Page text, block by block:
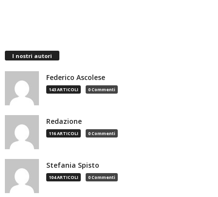
I nostri autori
Federico Ascolese
143 ARTICOLI 0 Commenti
Redazione
116 ARTICOLI 0 Commenti
Stefania Spisto
104 ARTICOLI 0 Commenti